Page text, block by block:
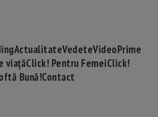
ActualitateVedeteVideoPrime
viațăClick! Pentru FemeiClick!
Bună!Contact